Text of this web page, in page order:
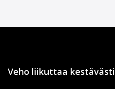
Veho liikuttaa kestävästi